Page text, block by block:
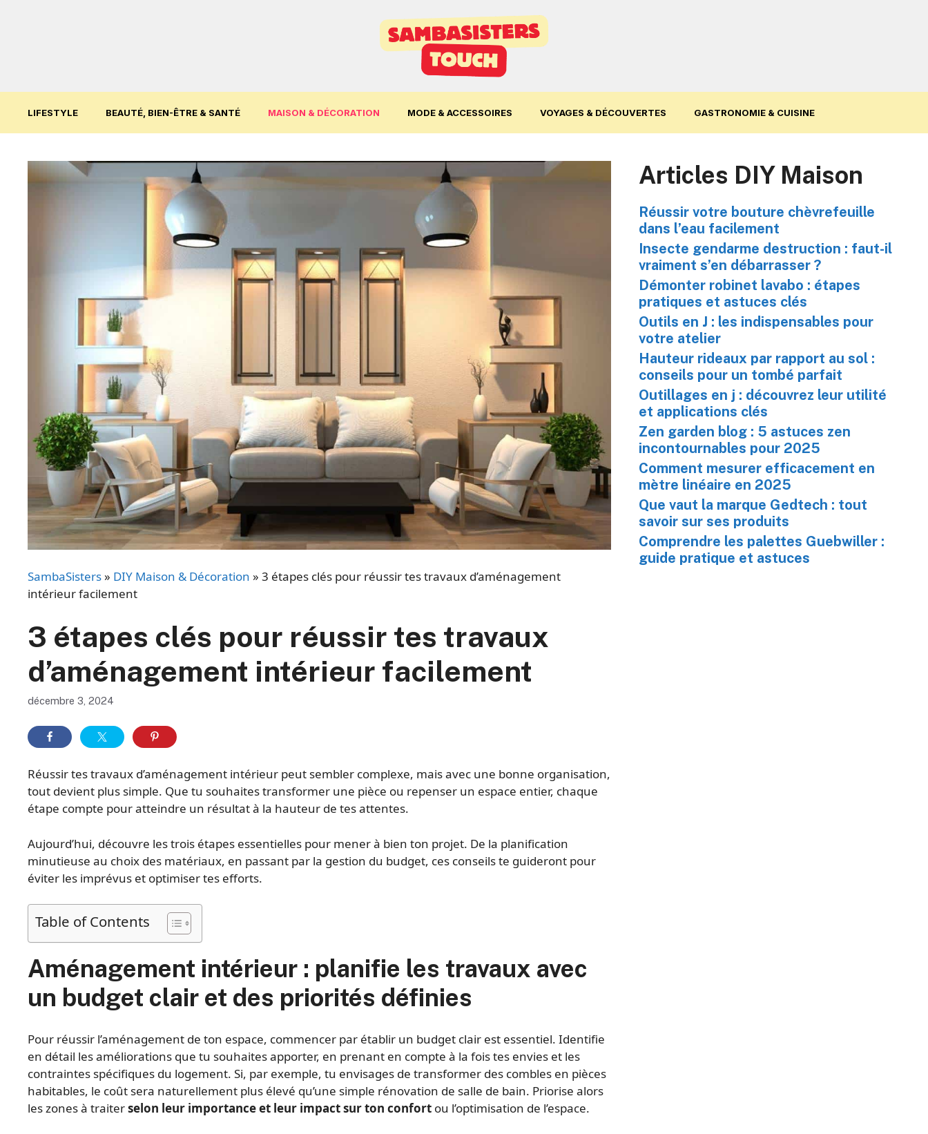
LIFESTYLE BEAUTÉ, BIEN-ÊTRE & SANTÉ MAISON & DÉCORATION MODE & ACCESSOIRES VOYAGES & DÉCOUVERTES GASTRONOMIE & CUISINE
SambaSisters» DIY Maison & Décoration » 3 étapes clés pour réussir tes travaux d’aménagement
intérieur facilement
3 étapes clés pour réussir tes travaux
d’aménagement intérieur facilement
décembre 3, 2024
Réussir tes travaux d’aménagement intérieur peut sembler complexe, mais avec une bonne organisation,
tout devient plus simple. Que tu souhaites transformer une pièce ou repenser un espace entier, chaque
étape compte pour atteindre un résultat à la hauteur de tes attentes.
Aujourd’hui, découvre les trois étapes essentielles pour mener à bien ton projet. De la planification
minutieuse au choix des matériaux, en passant par la gestion du budget, ces conseils te guideront pour
éviter les imprévus et optimiser tes efforts.
Table of Contents
Aménagement intérieur : planifie les travaux avec
un budget clair et des priorités définies
Pour réussir l’aménagement de ton espace, commencer par établir un budget clair est essentiel. Identifie
en détail les améliorations que tu souhaites apporter, en prenant en compte à la fois tes envies et les
contraintes spécifiques du logement. Si, par exemple, tu envisages de transformer des combles en pièces
habitables, le coût sera naturellement plus élevé qu’une simple rénovation de salle de bain. Priorise alors
les zones à traiterselon leur importance et leur impact sur ton confort ou l’optimisation de l’espace.
Articles DIY Maison
Réussir votre bouture chèvrefeuille
dans l’eau facilement
Insecte gendarme destruction : faut-il
vraiment s’en débarrasser ?
Démonter robinet lavabo : étapes
pratiques et astuces clés
Outils en J : les indispensables pour
votre atelier
Hauteur rideaux par rapport au sol :
conseils pour un tombé parfait
Outillages en j : découvrez leur utilité
et applications clés
Zen garden blog : 5 astuces zen
incontournables pour 2025
Comment mesurer efficacement en
mètre linéaire en 2025
Que vaut la marque Gedtech : tout
savoir sur ses produits
Comprendre les palettes Guebwiller :
guide pratique et astuces